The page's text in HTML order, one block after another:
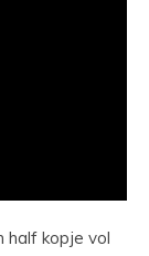
half kopje vol